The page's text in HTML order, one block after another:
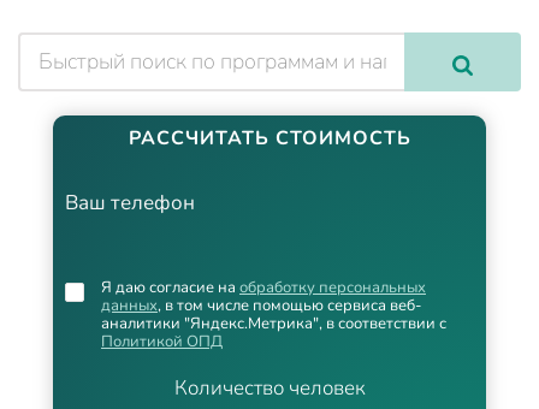
РАССЧИТАТЬ СТОИМОСТЬ
Ваш телефон
Количество человек
Я даю согласие на обработку персональных
данных, в том числе помощью сервиса веб-
аналитики "Яндекс.Метрика", в соответствии с
Политикой ОПД